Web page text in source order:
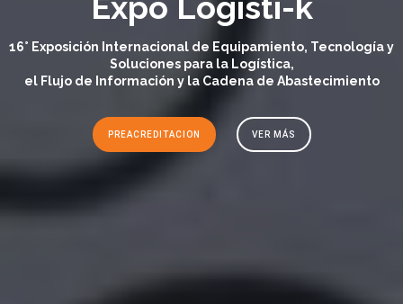
16° Exposición Internacional de Equipamiento, Tecnología y
Soluciones para la Logística,
el Flujo de Información y la Cadena de Abastecimiento
PREACREDITACION VER MÁS